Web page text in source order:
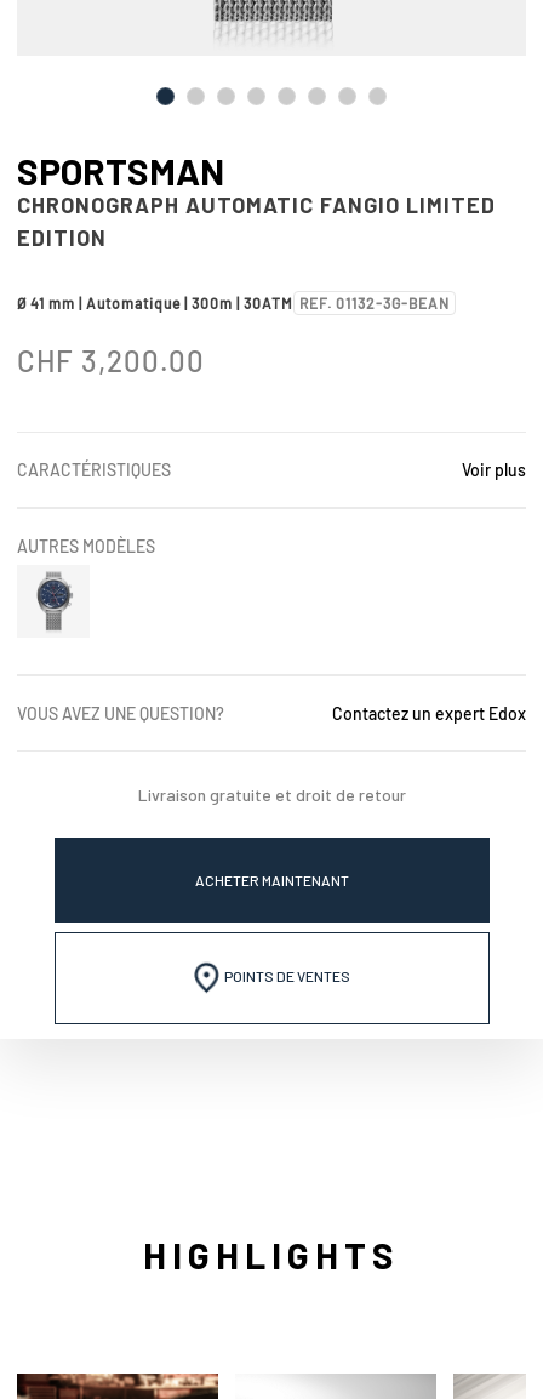
SPORTSMAN
CHRONOGRAPH AUTOMATIC FANGIO LIMITED
EDITION
Ø 41 mm | Automatique | 300m | 30ATM REF. 01132-3G-BEAN
CHF 3,200.00
CARACTÉRISTIQUES Voir plus
AUTRES MODÈLES
VOUS AVEZ UNE QUESTION? Contactez un expert Edox
Livraison gratuite et droit de retour
ACHETER MAINTENANT
POINTS DE VENTES
HIGHLIGHTS